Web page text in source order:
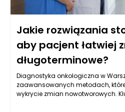
Jakie rozwiązania
aby pacjent łatwiej
długoterminowe?
Diagnostyka onkologiczna w
zaawansowanych metodach,
wykrycie zmian nowotworowych.